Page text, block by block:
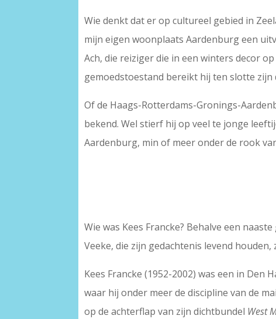
Wie denkt dat er op cultureel gebied in
mijn eigen woonplaats Aardenburg een
Ach, die reiziger die in een winters decor
gemoedstoestand bereikt hij ten slotte
Of de Haags-Rotterdams-Gronings-
bekend. Wel stierf hij op veel te jonge
Aardenburg, min of meer onder de rook
Wie was Kees Francke? Behalve een
Veeke, die zijn gedachtenis levend
Kees Francke (1952-2002) was een in
waar hij onder meer de discipline van de
op de achterflap van zijn dichtbundel West